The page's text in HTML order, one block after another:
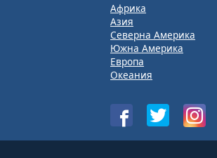
Африка
Азия
Северна Америка
Южна Америка
Европа
Океания